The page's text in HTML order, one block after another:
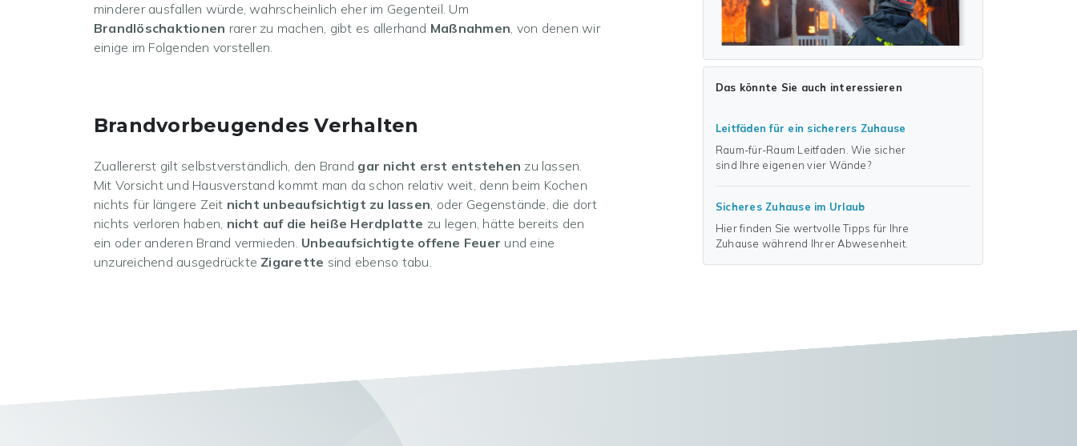
minderer ausfallen würde, wahrscheinlich eher im Gegenteil. Um
Brandlöschaktionen rarer zu machen, gibt es allerhand Maßnahmen, von denen wir
einige im Folgenden vorstellen.
Brandvorbeugendes Verhalten
Zuallererst gilt selbstverständlich, den Brand gar nicht erst entstehen zu lassen.
Mit Vorsicht und Hausverstand kommt man da schon relativ weit, denn beim Kochen
nichts für längere Zeit nicht unbeaufsichtigt zu lassen, oder Gegenstände, die dort
nichts verloren haben, nicht auf die heiße Herdplatte zu legen, hätte bereits den
ein oder anderen Brand vermieden. Unbeaufsichtigte offene Feuer und eine
unzureichend ausgedrückte Zigarette sind ebenso tabu.
Das könnte Sie auch interessieren
Leitfäden für ein sicherers Zuhause
Raum-für-Raum Leitfaden. Wie sicher
sind Ihre eigenen vier Wände?
Sicheres Zuhause im Urlaub
Hier finden Sie wertvolle Tipps für Ihre
Zuhause während Ihrer Abwesenheit.